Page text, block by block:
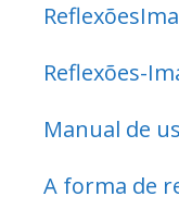
Reflexões-
Manual de
A forma de